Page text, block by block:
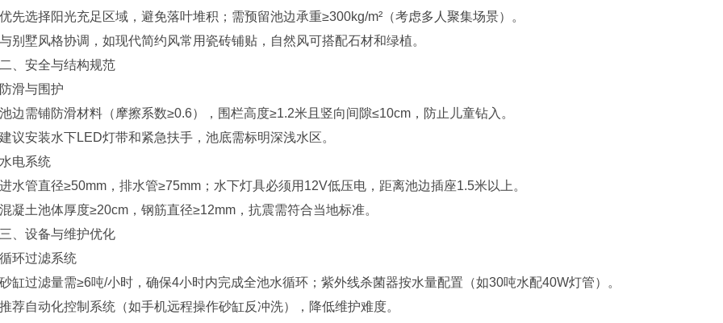
优先选择阳光充足区域，避免落叶堆积；需预留池边承重≥300kg/m²（考虑多人聚集场景）‌。
与别墅风格协调，如现代简约风常用瓷砖铺贴，自然风可搭配石材和绿植‌。
二、‌安全与结构规范‌
防滑与围护‌
池边需铺防滑材料（摩擦系数≥0.6），围栏高度≥1.2米且竖向间隙≤10cm，防止儿童钻入‌。
建议安装水下LED灯带和紧急扶手，池底需标明深浅水区‌。
水电系统‌
进水管直径≥50mm，排水管≥75mm；水下灯具必须用12V低压电，距离池边插座1.5米以上‌。
混凝土池体厚度≥20cm，钢筋直径≥12mm，抗震需符合当地标准‌。
三、‌设备与维护优化‌
循环过滤系统‌
砂缸过滤量需≥6吨/小时，确保4小时内完成全池水循环；紫外线杀菌器按水量配置（如30吨水配40W灯管）‌。
推荐自动化控制系统（如手机远程操作砂缸反冲洗），降低维护难度‌。